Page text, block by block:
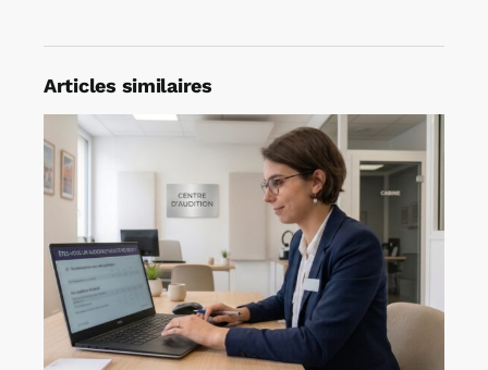
Articles similaires